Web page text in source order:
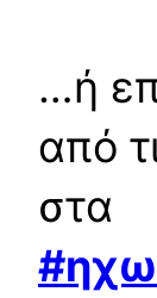
…ή
από
στα